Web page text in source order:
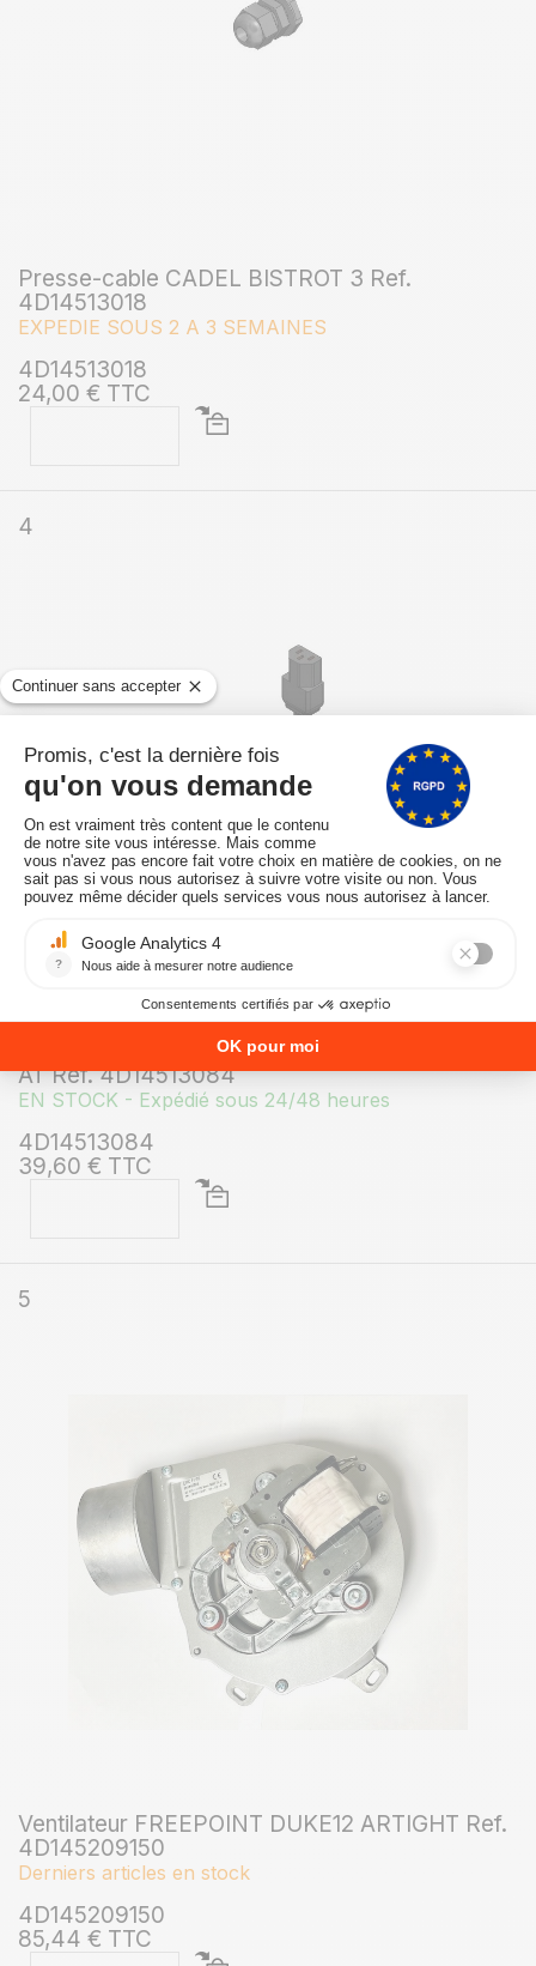
Presse-cable CADEL BISTROT 3 Ref.
4D14513018
EXPEDIE SOUS 2 A 3 SEMAINES
4D14513018
24,00 € TTC
4
câble avec fiche Shucko FREEPOINT ACCENT
AT Ref. 4D14513084
EN STOCK - Expédié sous 24/48 heures
4D14513084
39,60 € TTC
5
Ventilateur FREEPOINT DUKE12 ARTIGHT Ref.
4D145209150
Derniers articles en stock
4D145209150
85,44 € TTC